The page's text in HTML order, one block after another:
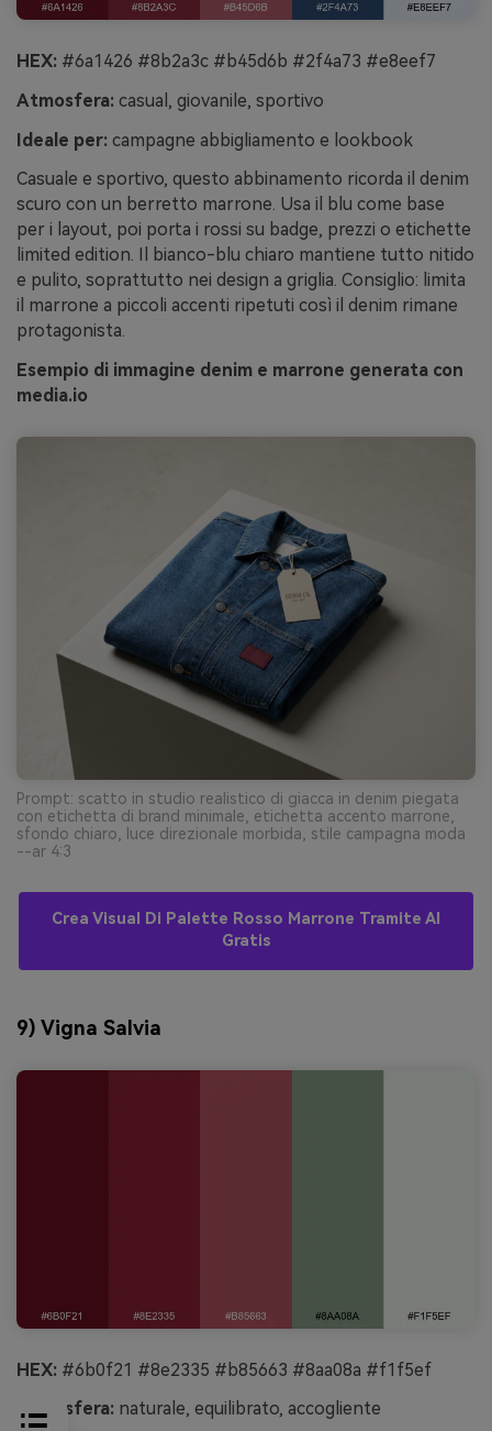
HEX: #6a1426 #8b2a3c #b45d6b #2f4a73 #e8eef7
Atmosfera: casual, giovanile, sportivo
Ideale per: campagne abbigliamento e lookbook
Casuale e sportivo, questo abbinamento ricorda il denim
scuro con un berretto marrone. Usa il blu come base
per i layout, poi porta i rossi su badge, prezzi o etichette
limited edition. Il bianco-blu chiaro mantiene tutto nitido
e pulito, soprattutto nei design a griglia. Consiglio: limita
il marrone a piccoli accenti ripetuti così il denim rimane
protagonista.
Esempio di immagine denim e marrone generata con
media.io
Prompt: scatto in studio realistico di giacca in denim piegata
con etichetta di brand minimale, etichetta accento marrone,
sfondo chiaro, luce direzionale morbida, stile campagna moda
--ar 4:3
Crea Visual Di Palette Rosso Marrone Tramite AI
Gratis
9) Vigna Salvia
HEX: #6b0f21 #8e2335 #b85663 #8aa08a #f1f5ef
Atmosfera: naturale, equilibrato, accogliente